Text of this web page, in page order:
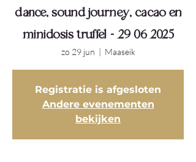
dance, sound journey, cacao en
minidosis truffel - 29 06 2025
zo 29 jun
  |
Maaseik
Registratie is afgesloten
Andere evenementen
bekijken